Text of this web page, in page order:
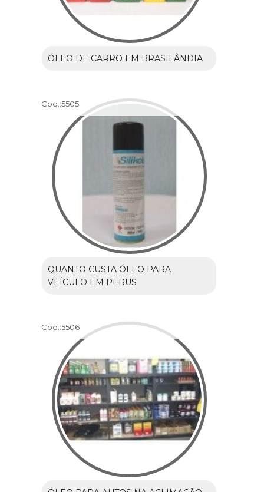
ÓLEO DE CARRO EM BRASILÂNDIA
Cod.:5505
QUANTO CUSTA ÓLEO PARA
VEÍCULO EM PERUS
Cod.:5506